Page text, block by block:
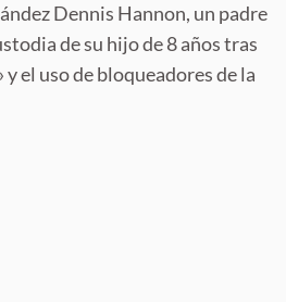
Dennis Hannon, un padre
de su hijo de 8 años tras
el uso de bloqueadores de la